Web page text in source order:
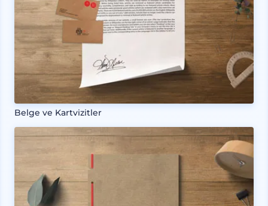
Belge ve Kartvizitler